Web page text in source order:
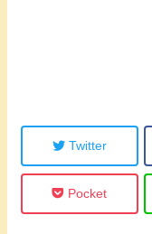
Twitter
Pocket